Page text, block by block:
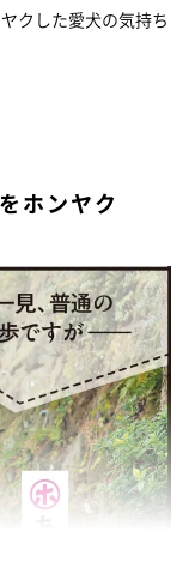
クした愛犬の気持ち
ホンヤク